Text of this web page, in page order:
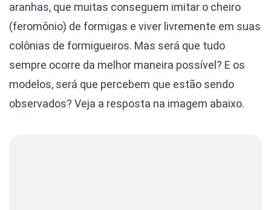
aranhas, que muitas conseguem imitar o cheiro
(feromônio) de formigas e viver livremente em suas
colônias de formigueiros. Mas será que tudo
sempre ocorre da melhor maneira possível? E os
modelos, será que percebem que estão sendo
observados? Veja a resposta na imagem abaixo.